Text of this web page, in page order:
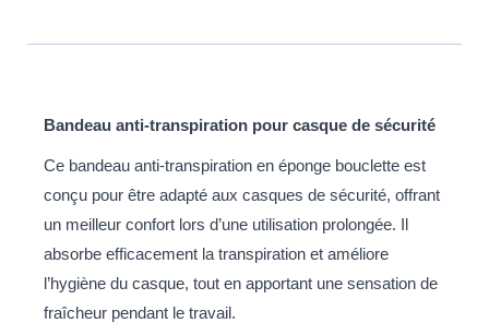
Bandeau anti-transpiration pour casque de sécurité
Ce bandeau anti-transpiration en éponge bouclette est
conçu pour être adapté aux casques de sécurité, offrant
un meilleur confort lors d’une utilisation prolongée. Il
absorbe efficacement la transpiration et améliore
l’hygiène du casque, tout en apportant une sensation de
fraîcheur pendant le travail.